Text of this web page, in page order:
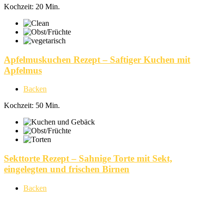
Kochzeit: 20 Min.
Apfelmuskuchen Rezept – Saftiger Kuchen mit
Apfelmus
Backen
Kochzeit: 50 Min.
Sekttorte Rezept – Sahnige Torte mit Sekt,
eingelegten und frischen Birnen
Backen